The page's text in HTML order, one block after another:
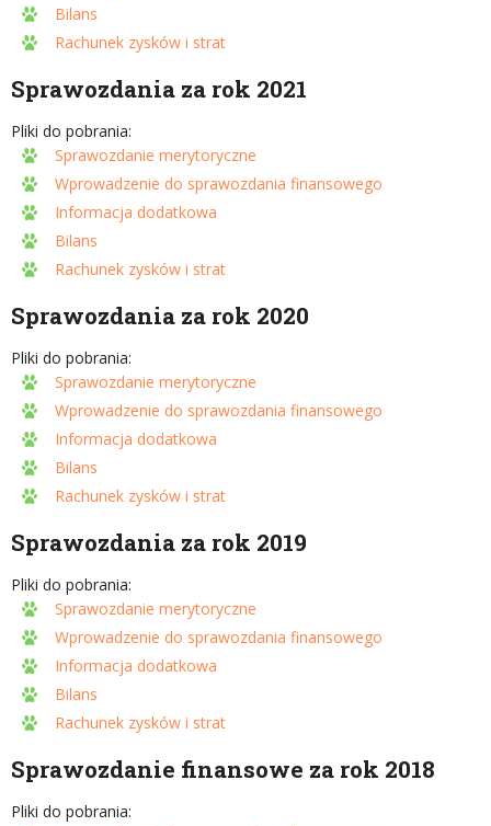
Bilans
Rachunek zysków i strat
Sprawozdania za rok 2021
Pliki do pobrania:
Sprawozdanie merytoryczne
Wprowadzenie do sprawozdania finansowego
Informacja dodatkowa
Bilans
Rachunek zysków i strat
Sprawozdania za rok 2020
Pliki do pobrania:
Sprawozdanie merytoryczne
Wprowadzenie do sprawozdania finansowego
Informacja dodatkowa
Bilans
Rachunek zysków i strat
Sprawozdania za rok 2019
Pliki do pobrania:
Sprawozdanie merytoryczne
Wprowadzenie do sprawozdania finansowego
Informacja dodatkowa
Bilans
Rachunek zysków i strat
Sprawozdanie finansowe za rok 2018
Pliki do pobrania: